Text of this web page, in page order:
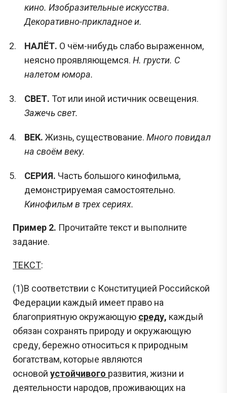
кино. Изобразительные искусства.
Декоративно-прикладное и.
НАЛЁТ. О чём-нибудь слабо выраженном,
неясно проявляющемся.Н. грусти. С
налетом юмора.
СВЕТ. Тот или иной истичник освещения.
Зажечь свет.
ВЕК. Жизнь, существование.Много повидал
на своём веку.
СЕРИЯ. Часть большого кинофильма,
демонстрируемая самостоятельно.
Кинофильм в трех сериях.
Пример 2. Прочитайте текст и выполните
задание.
ТЕКСТ:
(1)В соответствии с Конституцией Российской
Федерации каждый имеет право на
благоприятную окружающую среду, каждый
обязан сохранять природу и окружающую
среду, бережно относиться к природным
богатствам, которые являются
основой устойчивого развития, жизни и
деятельности народов, проживающих на